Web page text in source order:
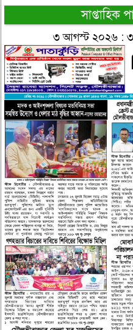
সাপ্তাহিক
৩ আগস্ট ২০২৬ :